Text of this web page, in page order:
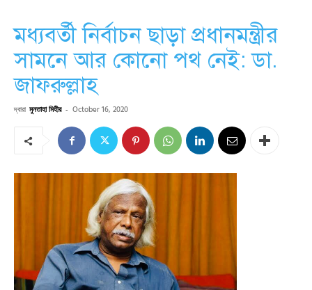
মধ্যবর্তী নির্বাচন ছাড়া প্রধানমন্ত্রীর
সামনে আর কোনো পথ নেই: ডা.
জাফরুল্লাহ
দ্বারা মুনতাহা মিহীর - October 16, 2020